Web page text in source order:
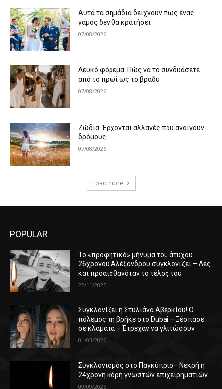
Αυτά τα σημάδια δείχνουν πως ένας
γάμος δεν θα κρατήσει
07/08/2026
Λευκό φόρεμα: Πώς να το συνδυάσετε
από το πρωί ως το βράδυ
07/08/2026
Ζώδια: Έρχονται αλλαγές που ανοίγουν
δρόμους
07/08/2026
Load more
POPULAR
Το «προφητικό» μήνυμα του άτυχου
26χρονου Αλέξανδρου συγκλονίζει – Λες
και προαισθανόταν το τέλος του
22/11/2025
Συγκλονίζει η Στυλιάνα Αβερκίου! Ο
πόλεμος τη βρήκε στο Dubai – Ξέσπασε
σε κλάματα – Έτρεχαν να γλιτώσουν
01/03/2026
Συγκλονισμός στο Παγκύπριο– Νεκρή η
24χρονη κόρη γνωστών επιχειρηματιών
09/09/2025